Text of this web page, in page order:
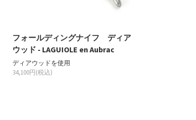
フォールディングナイフ ディア
ウッド - LAGUIOLE en Aubrac
ディアウッドを使用
34,100円(税込)